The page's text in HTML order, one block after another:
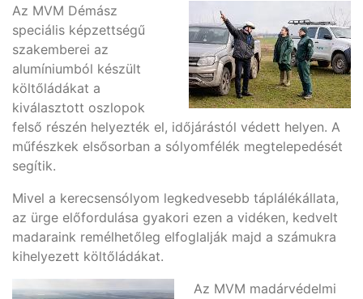
Az MVM Démász
speciális képzettségű
szakemberei az
alumíniumból készült
költőládákat a
kiválasztott oszlopok
felső részén helyezték el, időjárástól védett helyen. A
műfészkek elsősorban a sólyomfélék megtelepedését
segítik.
Mivel a kerecsensólyom legkedvesebb táplálékállata,
az ürge előfordulása gyakori ezen a vidéken, kedvelt
madaraink remélhetőleg elfoglalják majd a számukra
kihelyezett költőládákat.
Az MVM madárvédelmi